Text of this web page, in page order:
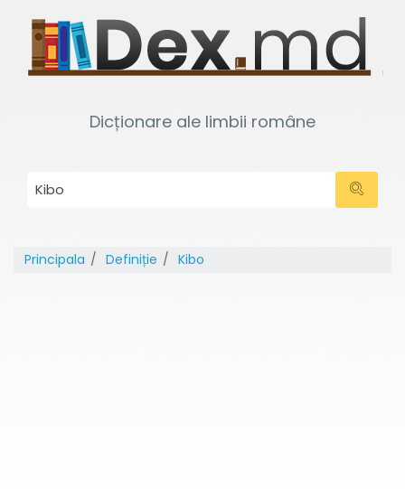
Dicționare ale limbii române
Principala Definiție Kibo